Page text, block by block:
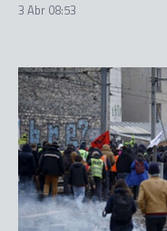
3 Abr 08:53